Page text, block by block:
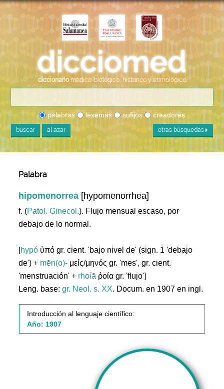
diccionario médico-biológico, histórico y etimológico
palabras lexemas sufijos creadores
buscar al azar otras búsquedas
Palabra
hipomenorrea [hypomenorrhea]
f. (Patol. Ginecol.). Flujo mensual escaso, por
debajo de lo normal.
[hypó ὑπό gr. cient. 'bajo nivel de' (sign. 1 'debajo
de') + mēn(o)- μείς/μηνός gr. 'mes', gr. cient.
'menstruación' + rhoíā ῥοία gr. 'flujo']
Leng. base:gr. Neol. s. XX. Docum. en 1907 en ingl.
Introducción al lenguaje científico:
Año: 1907